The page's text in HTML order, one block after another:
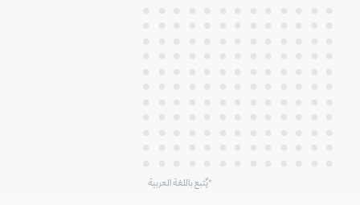
يٌتبع باللغة العربية*